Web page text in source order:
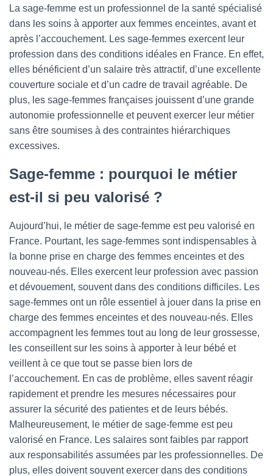
La sage-femme est un professionnel de la santé spécialisé
dans les soins à apporter aux femmes enceintes, avant et
après l’accouchement. Les sage-femmes exercent leur
profession dans des conditions idéales en France. En effet,
elles bénéficient d’un salaire très attractif, d’une excellente
couverture sociale et d’un cadre de travail agréable. De
plus, les sage-femmes françaises jouissent d’une grande
autonomie professionnelle et peuvent exercer leur métier
sans être soumises à des contraintes hiérarchiques
excessives.
Sage-femme : pourquoi le métier
est-il si peu valorisé ?
Aujourd’hui, le métier de sage-femme est peu valorisé en
France. Pourtant, les sage-femmes sont indispensables à
la bonne prise en charge des femmes enceintes et des
nouveau-nés. Elles exercent leur profession avec passion
et dévouement, souvent dans des conditions difficiles. Les
sage-femmes ont un rôle essentiel à jouer dans la prise en
charge des femmes enceintes et des nouveau-nés. Elles
accompagnent les femmes tout au long de leur grossesse,
les conseillent sur les soins à apporter à leur bébé et
veillent à ce que tout se passe bien lors de
l’accouchement. En cas de problème, elles savent réagir
rapidement et prendre les mesures nécessaires pour
assurer la sécurité des patientes et de leurs bébés.
Malheureusement, le métier de sage-femme est peu
valorisé en France. Les salaires sont faibles par rapport
aux responsabilités assumées par les professionnelles. De
plus, elles doivent souvent exercer dans des conditions